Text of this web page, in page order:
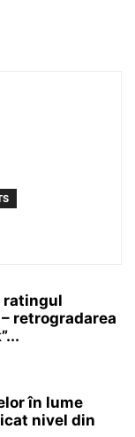
ratingul
retrogradarea
în lume
nivel din